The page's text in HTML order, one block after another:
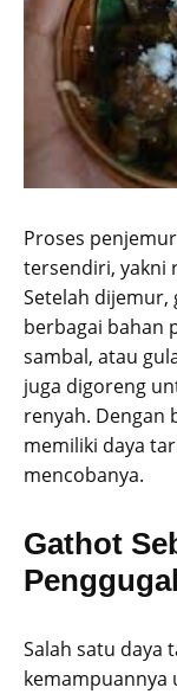
Proses
tersendiri, yakni
Setelah dijemur,
berbagai bahan
sambal, atau
juga digoreng
renyah. Dengan
memiliki daya
mencobanya.
Gathot
Salah satu daya
kemampuannya